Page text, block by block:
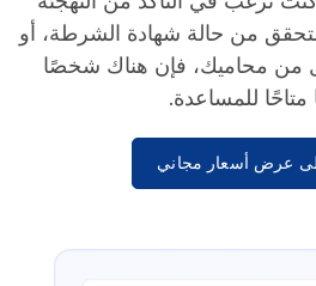
التحقق من حالة شهادة الشرطة، أو
من محاميك، فإن هناك شخصًا
متاحًا للمساعدة.
عرض أسعار مجاني